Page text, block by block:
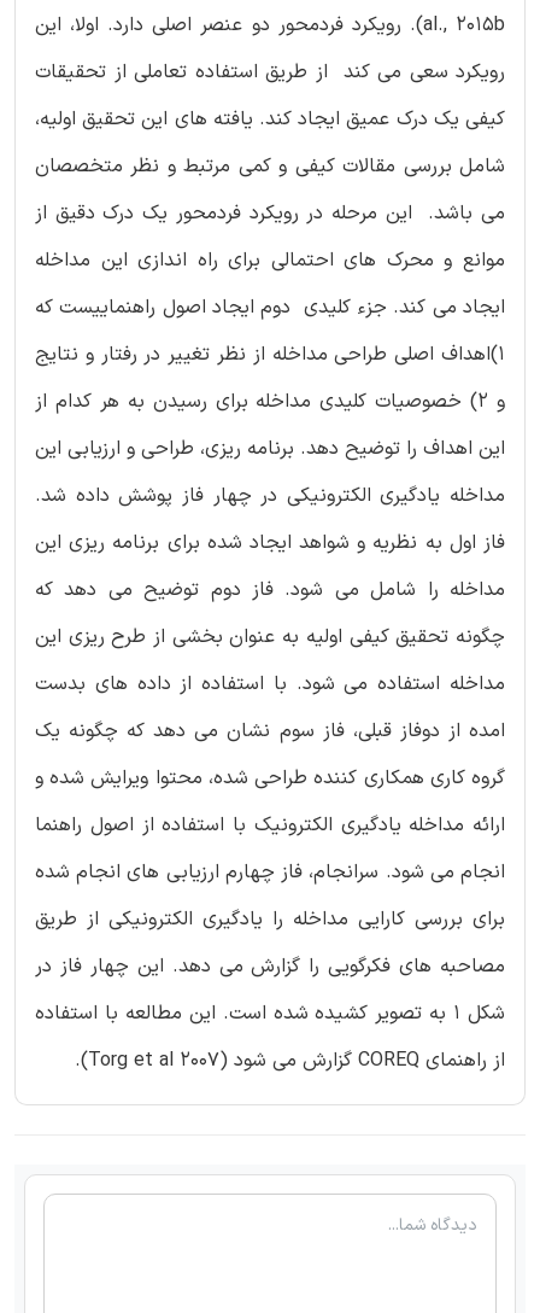
al., 2015b). رویکرد فردمحور دو عنصر اصلی دارد. اولا، این
رویکرد سعی می کند از طریق استفاده تعاملی از تحقیقات
کیفی یک درک عمیق ایجاد کند. یافته های این تحقیق اولیه،
شامل بررسی مقالات کیفی و کمی مرتبط و نظر متخصصان
می باشد. این مرحله در رویکرد فردمحور یک درک دقیق از
موانع و محرک های احتمالی برای راه اندازی این مداخله
ایجاد می کند. جزء کلیدی دوم ایجاد اصول راهنماییست که
1)اهداف اصلی طراحی مداخله از نظر تغییر در رفتار و نتایج
و 2) خصوصیات کلیدی مداخله برای رسیدن به هر کدام از
این اهداف را توضیح دهد. برنامه ریزی، طراحی و ارزیابی این
مداخله یادگیری الکترونیکی در چهار فاز پوشش داده شد.
فاز اول به نظریه و شواهد ایجاد شده برای برنامه ریزی این
مداخله را شامل می شود. فاز دوم توضیح می دهد که
چگونه تحقیق کیفی اولیه به عنوان بخشی از طرح ریزی این
مداخله استفاده می شود. با استفاده از داده های بدست
امده از دوفاز قبلی، فاز سوم نشان می دهد که چگونه یک
گروه کاری همکاری کننده طراحی شده، محتوا ویرایش شده و
ارائه مداخله یادگیری الکترونیک با استفاده از اصول راهنما
انجام می شود. سرانجام، فاز چهارم ارزیابی های انجام شده
برای بررسی کارایی مداخله را یادگیری الکترونیکی از طریق
مصاحبه های فکرگویی را گزارش می دهد. این چهار فاز در
شکل 1 به تصویر کشیده شده است. این مطالعه با استفاده
از راهنمای COREQ گزارش می شود (Torg et al 2007).